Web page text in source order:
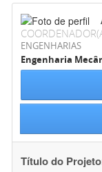
ENGENHARIAS
Engenharia
Título do